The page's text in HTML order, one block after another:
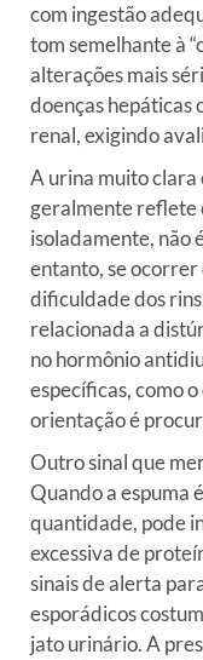
com ingestão
tom semelhante à
alterações mais
doenças hepáticas
renal, exigindo
A urina muito clara
geralmente reflete
isoladamente, não
entanto, se
dificuldade dos
relacionada a
no hormônio
específicas, como
orientação é
Outro sinal que
Quando a espuma
quantidade, pode
excessiva de
sinais de alerta
esporádicos
jato urinário. A